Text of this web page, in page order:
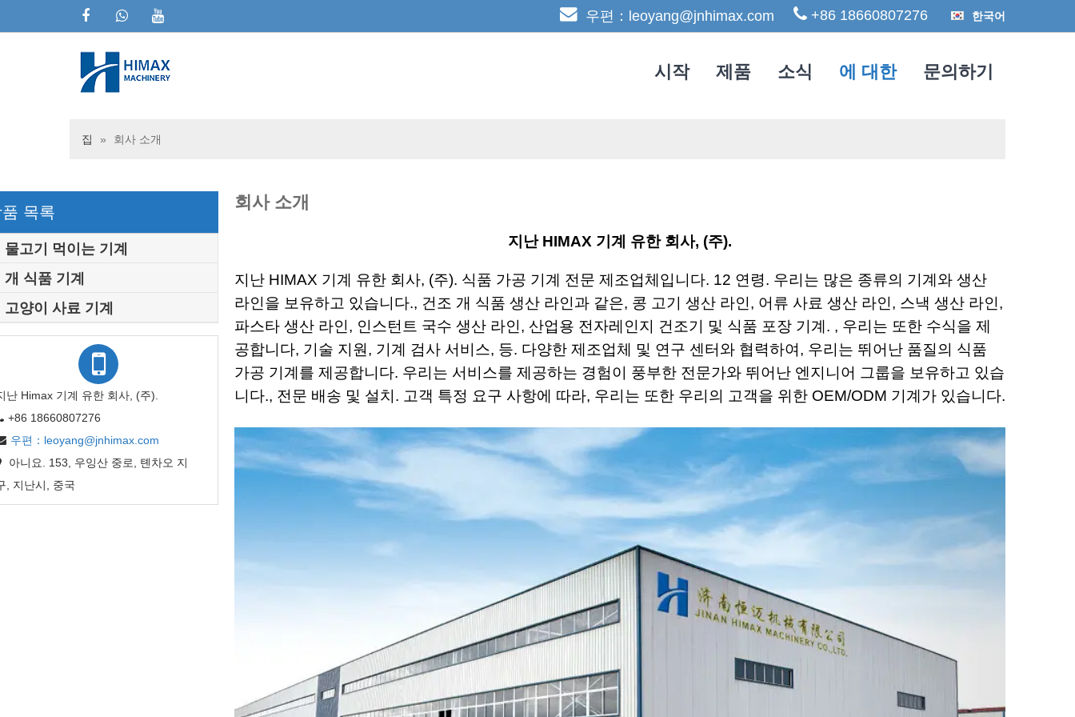
우편：leoyang@jnhimax.com +86 18660807276 한국어
시작 제품 소식 에 대한 문의하기
집 » 회사 소개
회사 소개
지난 HIMAX 기계 유한 회사, (주).
지난 HIMAX 기계 유한 회사, (주). 식품 가공 기계 전문 제조업체입니다. 12 연령. 우리는 많은 종류의 기계와 생산
라인을 보유하고 있습니다., 건조 개 식품 생산 라인과 같은, 콩 고기 생산 라인, 어류 사료 생산 라인, 스낵 생산 라인,
파스타 생산 라인, 인스턴트 국수 생산 라인, 산업용 전자레인지 건조기 및 식품 포장 기계. , 우리는 또한 수식을 제
공합니다, 기술 지원, 기계 검사 서비스, 등. 다양한 제조업체 및 연구 센터와 협력하여, 우리는 뛰어난 품질의 식품
가공 기계를 제공합니다. 우리는 서비스를 제공하는 경험이 풍부한 전문가와 뛰어난 엔지니어 그룹을 보유하고 있습
니다., 전문 배송 및 설치. 고객 특정 요구 사항에 따라, 우리는 또한 우리의 고객을 위한 OEM/ODM 기계가 있습니다.
목록
물고기 먹이는 기계
개 식품 기계
고양이 사료 기계
난 Himax 기계 유한 회사, (주).
+86 18660807276
우편：leoyang@jnhimax.com
아니요. 153, 우잉산 중로, 톈차오 지
, 지난시, 중국